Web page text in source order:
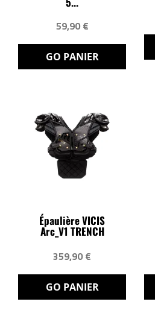
59,90 €
GO PANIER
Épaulière VICIS
Arc_V1 TRENCH
359,90 €
GO PANIER